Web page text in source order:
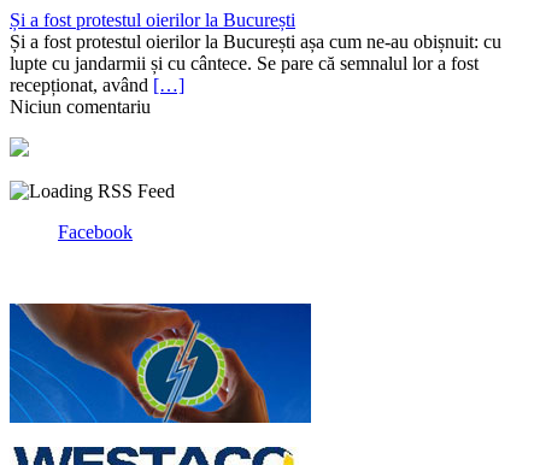
Și a fost protestul oierilor la București
Și a fost protestul oierilor la București așa cum ne-au obișnuit: cu
lupte cu jandarmii și cu cântece. Se pare că semnalul lor a fost
recepționat, având […]
Niciun comentariu
Facebook